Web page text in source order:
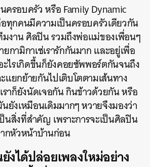
ครอบครัว หรือ Family Dynamic
ทุกคนมีความเป็นครอบครัวเดียวกัน
มงาน ศิลปิน รวมถึงพ่อแม่ของเพื่อนๆ
กามิกาเซ่เรารักกันมาก และอยู่เพื่อ
ะไรเกิดขึ้นก็ยังคอยซัพพอร์ตกันจนถึง
ยกย้ายกันไปเติบโตตามเส้นทาง
าก็ยังนัดเจอกัน กินข้าวด้วยกัน หรือ
ยังเหมือนเดิมมากๆ หวายจึงมองว่า
นสิ่งที่สำคัญ เพราะการจะเป็นศิลปิน
กหัวหน้าบ้านก่อน
ได้ปล่อยเพลงใหม่อย่าง